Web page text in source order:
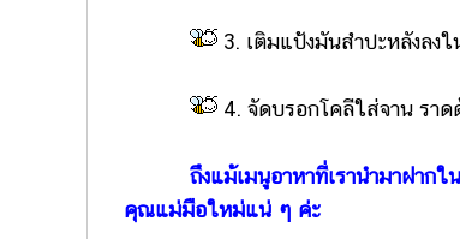
3. เติมแป้งมันสำปะหลังลง
4. จัดบรอกโคลีใส่จาน รา
ถึงแม้เมนูอาหาที่เรานำมาฝาก
คุณแม่มือใหม่แน่ ๆ ค่ะ